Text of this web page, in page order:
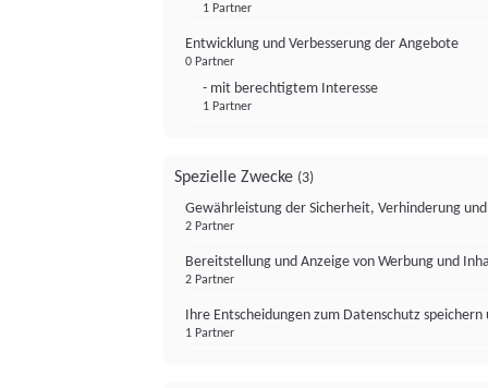
1 Partner
Entwicklung und Verbesserung der Angebote
0 Partner
- mit berechtigtem Interesse
1 Partner
Spezielle Zwecke (3)
Gewährleistung der Sicherheit, Verhinderung
2 Partner
Bereitstellung und Anzeige von Werbung und
2 Partner
Ihre Entscheidungen zum Datenschutz
1 Partner